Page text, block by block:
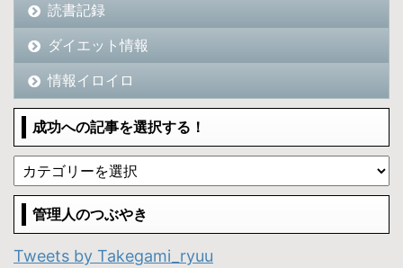
読書記録
ダイエット情報
情報イロイロ
成功への記事を選択する！
管理人のつぶやき
Tweets by Takegami_ryuu